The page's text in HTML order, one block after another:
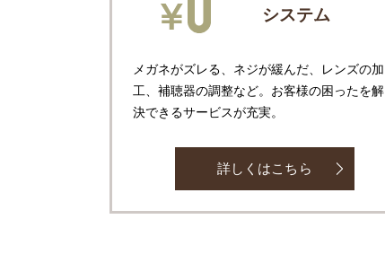
システム
メガネがズレる、ネジが緩んだ、レンズの加
工、補聴器の調整など。お客様の困ったを解
決できるサービスが充実。
詳しくはこちら